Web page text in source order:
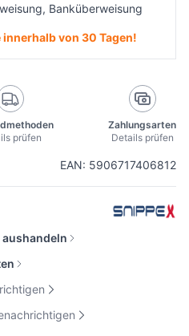
EAN: 5906717406812
Banküberweisung
von 30 Tagen!
prüfen
Zahlungsarten
Details prüfen
aushandeln